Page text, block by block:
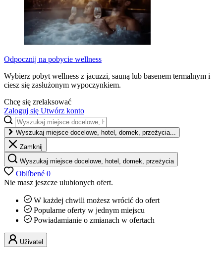
Odpocznij na pobycie wellness
Wybierz pobyt wellness z jacuzzi, sauną lub basenem termalnym i
ciesz się zasłużonym wypoczynkiem.
Chcę się zrelaksować
Zaloguj się Utwórz konto
Wyszukaj miejsce docelowe, hotel, domek, przeżycia...
Zamknij
Wyszukaj miejsce docelowe, hotel, domek, przeżycia
Oblíbené 0
Nie masz jeszcze ulubionych ofert.
W każdej chwili możesz wrócić do ofert
Popularne oferty w jednym miejscu
Powiadamianie o zmianach w ofertach
Uživatel